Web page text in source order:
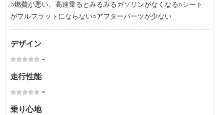
○燃費が悪い、高速乗るとみるみるガソリンがなくなる○シート
がフルフラットにならない○アフターパーツが少ない
デザイン
-
走行性能
-
乗り心地